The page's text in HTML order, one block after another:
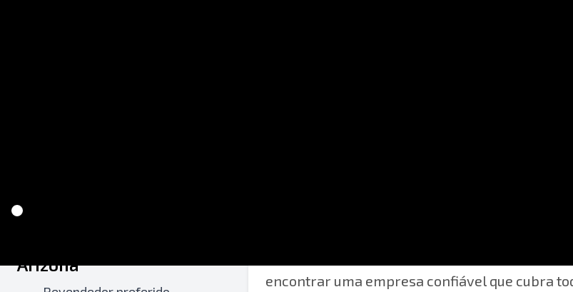
Arizona
encontrar uma empresa confiável que cubra